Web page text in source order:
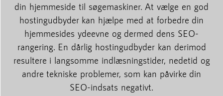
din hjemmeside til søgemaskiner. At vælge en god
hostingudbyder kan hjælpe med at forbedre din
hjemmesides ydeevne og dermed dens SEO-
rangering. En dårlig hostingudbyder kan derimod
resultere i langsomme indlæsningstider, nedetid og
andre tekniske problemer, som kan påvirke din
SEO-indsats negativt.